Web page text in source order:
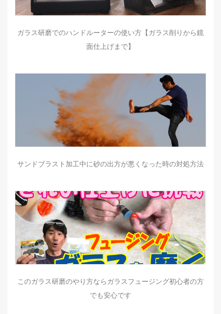
ガラス研磨でのハンドルーターの使い方【ガラス削りから鏡
面仕上げまで】
サンドブラスト加工中に砂の出方が悪くなった時の対処方法
このガラス研磨のやり方ならガラスフュージング初心者の方
でも安心です